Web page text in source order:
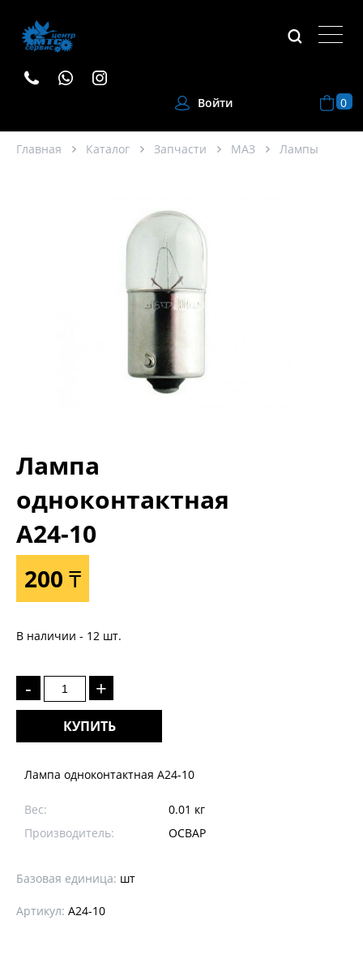
Войти 0
Главная Каталог Запчасти МАЗ Лампы
Лампа
одноконтактная
А24-10
200 ₸
В наличии - 12 шт.
- +
КУПИТЬ
Лампа одноконтактная А24-10
Вес:
0.01 кг
Производитель:
ОСВАР
Базовая единица: шт
Артикул: А24-10